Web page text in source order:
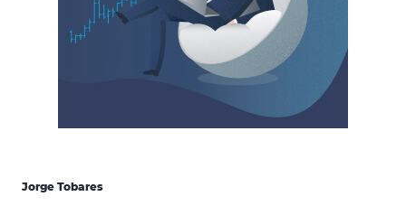
Jorge Tobares